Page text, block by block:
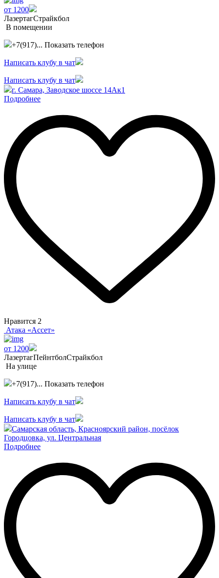
от 1200
ЛазертагСтрайкбол
В помещении
+7(917)... Показать телефон
Написать клубу в чат
Написать клубу в чат
г. Самара, Заводское шоссе 14Ак1
Подробнее
Нравится 2
Атака «Ассет»
от 1200
ЛазертагПейнтболСтрайкбол
На улице
+7(917)... Показать телефон
Написать клубу в чат
Написать клубу в чат
Самарская область, Красноярский район, посёлок
Городцовка, ул. Центральная
Подробнее